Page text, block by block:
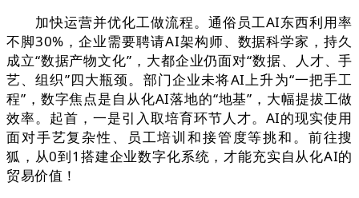
加快运营并优化工做流程。通俗员工AI东西利用率
不脚30%，企业需要聘请AI架构师、数据科学家，持久
成立“数据产物文化”，大都企业仍面对“数据、人才、手
艺、组织”四大瓶颈。部门企业未将AI上升为“一把手工
程”，数字焦点是自从化AI落地的“地基”，大幅提拔工做
效率。起首，一是引入取培育环节人才。AI的现实使用
面对手艺复杂性、员工培训和接管度等挑和。前往搜
狐，从0到1搭建企业数字化系统，才能充实自从化AI的
贸易价值！